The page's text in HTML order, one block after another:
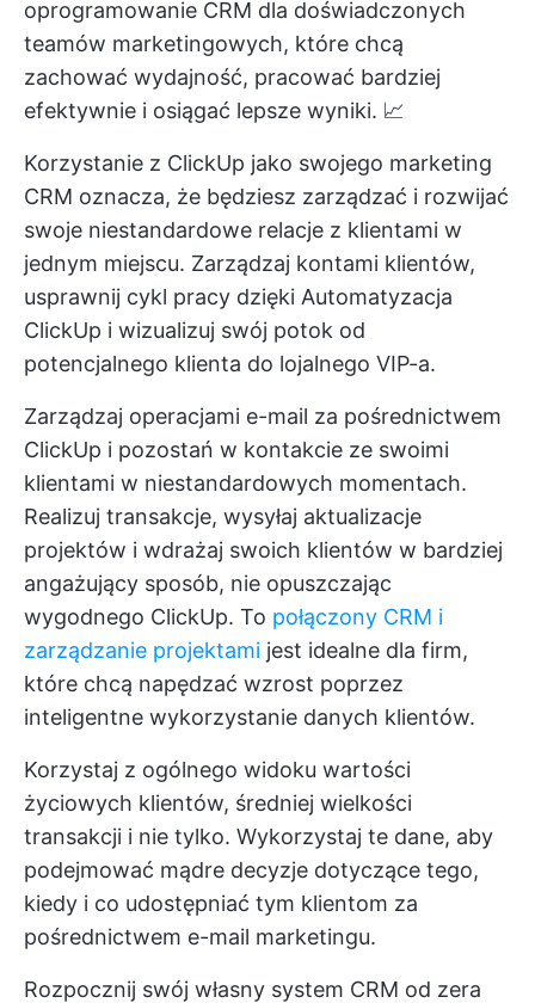
oprogramowanie CRM dla doświadczonych
teamów marketingowych, które chcą
zachować wydajność, pracować bardziej
efektywnie i osiągać lepsze wyniki. 📈
Korzystanie z ClickUp jako swojego marketing
CRM oznacza, że będziesz zarządzać i rozwijać
swoje niestandardowe relacje z klientami w
jednym miejscu. Zarządzaj kontami klientów,
usprawnij cykl pracy dzięki Automatyzacja
ClickUp i wizualizuj swój potok od
potencjalnego klienta do lojalnego VIP-a.
Zarządzaj operacjami e-mail za pośrednictwem
ClickUp i pozostań w kontakcie ze swoimi
klientami w niestandardowych momentach.
Realizuj transakcje, wysyłaj aktualizacje
projektów i wdrażaj swoich klientów w bardziej
angażujący sposób, nie opuszczając
wygodnego ClickUp. To połączony CRM i
zarządzanie projektami jest idealne dla firm,
które chcą napędzać wzrost poprzez
inteligentne wykorzystanie danych klientów.
Korzystaj z ogólnego widoku wartości
życiowych klientów, średniej wielkości
transakcji i nie tylko. Wykorzystaj te dane, aby
podejmować mądre decyzje dotyczące tego,
kiedy i co udostępniać tym klientom za
pośrednictwem e-mail marketingu.
Rozpocznij swój własny system CRM od zera